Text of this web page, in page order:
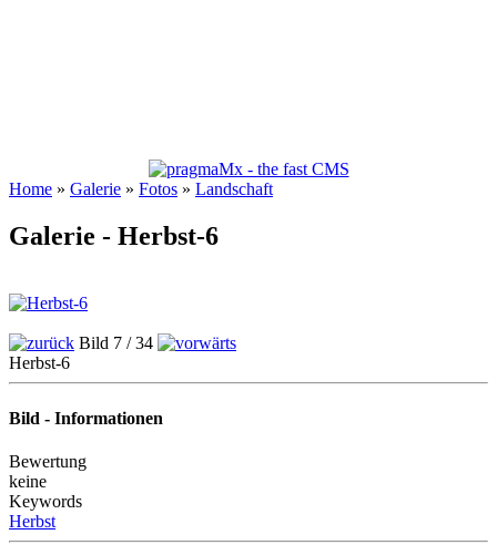
Home » Galerie » Fotos » Landschaft
Galerie - Herbst-6
Bild 7 / 34
Herbst-6
Bild - Informationen
Bewertung
keine
Keywords
Herbst